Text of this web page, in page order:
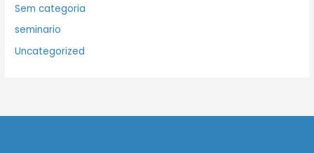
Sem categoria
seminario
Uncategorized